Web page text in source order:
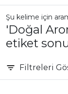
Şu kelime için
'Doğal
etiket
Filtreleri